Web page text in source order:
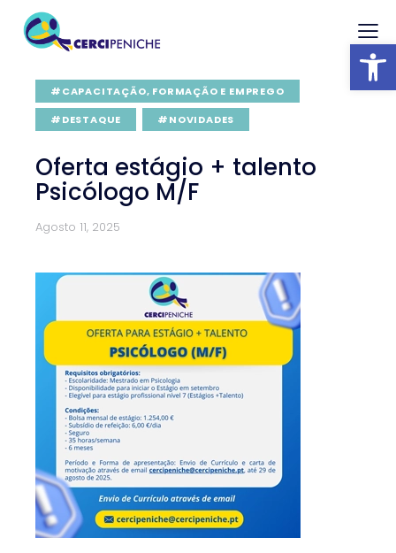
Abrir barra
#CAPACITAÇÃO, FORMAÇÃO E EMPREGO
#DESTAQUE
#NOVIDADES
Oferta estágio + talento
Psicólogo M/F
Agosto 11, 2025